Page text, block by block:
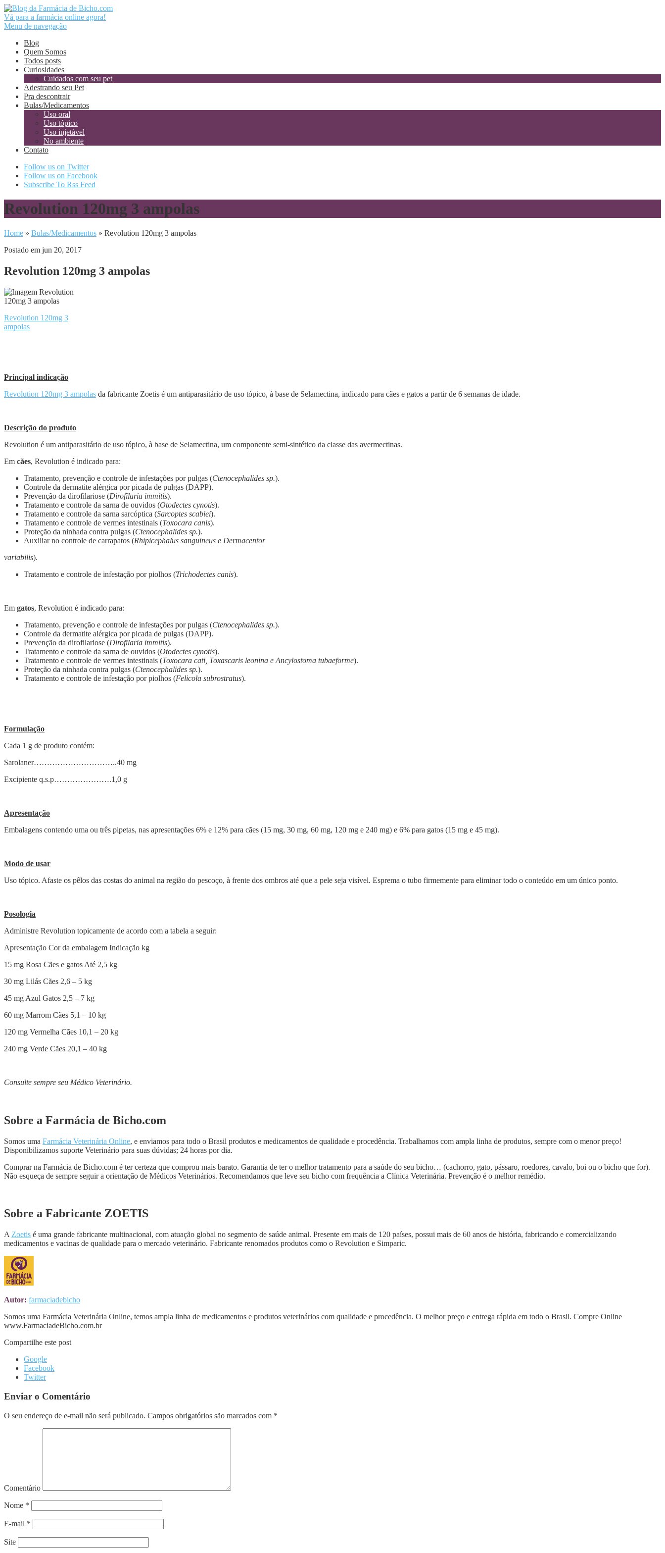
Vá para a farmácia online agora!
Menu de navegação
Blog
Quem Somos
Todos posts
Curiosidades
Cuidados com seu pet
Adestrando seu Pet
Pra descontrair
Bulas/Medicamentos
Uso oral
Uso tópico
Uso injetável
No ambiente
Contato
Follow us on Twitter
Follow us on Facebook
Subscribe To Rss Feed
Revolution 120mg 3 ampolas
Home » Bulas/Medicamentos » Revolution 120mg 3 ampolas
Postado em jun 20, 2017
Revolution 120mg 3 ampolas
Revolution 120mg 3
ampolas
Principal indicação
Revolution 120mg 3 ampolas da fabricante Zoetis é um antiparasitário de uso tópico, à base de Selamectina, indicado para cães e gatos a partir de 6 semanas de idade.
Descrição do produto
Revolution é um antiparasitário de uso tópico, à base de Selamectina, um componente semi-sintético da classe das avermectinas.
Em cães, Revolution é indicado para:
Tratamento, prevenção e controle de infestações por pulgas (Ctenocephalides sp.).
Controle da dermatite alérgica por picada de pulgas (DAPP).
Prevenção da dirofilariose (Dirofilaria immitis).
Tratamento e controle da sarna de ouvidos (Otodectes cynotis).
Tratamento e controle da sarna sarcóptica (Sarcoptes scabiei).
Tratamento e controle de vermes intestinais (Toxocara canis).
Proteção da ninhada contra pulgas (Ctenocephalides sp.).
Auxiliar no controle de carrapatos (Rhipicephalus sanguineus e Dermacentor
variabilis).
Tratamento e controle de infestação por piolhos (Trichodectes canis).
Em gatos, Revolution é indicado para:
Tratamento, prevenção e controle de infestações por pulgas (Ctenocephalides sp.).
Controle da dermatite alérgica por picada de pulgas (DAPP).
Prevenção da dirofilariose (Dirofilaria immitis).
Tratamento e controle da sarna de ouvidos (Otodectes cynotis).
Tratamento e controle de vermes intestinais (Toxocara cati, Toxascaris leonina e Ancylostoma tubaeforme).
Proteção da ninhada contra pulgas (Ctenocephalides sp.).
Tratamento e controle de infestação por piolhos (Felicola subrostratus).
Formulação
Cada 1 g de produto contém:
Sarolaner…………………………..40 mg
Excipiente q.s.p………………….1,0 g
Apresentação
Embalagens contendo uma ou três pipetas, nas apresentações 6% e 12% para cães (15 mg, 30 mg, 60 mg, 120 mg e 240 mg) e 6% para gatos (15 mg e 45 mg).
Modo de usar
Uso tópico. Afaste os pêlos das costas do animal na região do pescoço, à frente dos ombros até que a pele seja visível. Esprema o tubo firmemente para eliminar todo o conteúdo em um único ponto.
Posologia
Administre Revolution topicamente de acordo com a tabela a seguir:
Apresentação Cor da embalagem Indicação kg
15 mg Rosa Cães e gatos Até 2,5 kg
30 mg Lilás Cães 2,6 – 5 kg
45 mg Azul Gatos 2,5 – 7 kg
60 mg Marrom Cães 5,1 – 10 kg
120 mg Vermelha Cães 10,1 – 20 kg
240 mg Verde Cães 20,1 – 40 kg
Consulte sempre seu Médico Veterinário.
Sobre a Farmácia de Bicho.com
Somos uma Farmácia Veterinária Online, e enviamos para todo o Brasil produtos e medicamentos de qualidade e procedência. Trabalhamos com ampla linha de produtos, sempre com o menor preço!
Disponibilizamos suporte Veterinário para suas dúvidas; 24 horas por dia.
Comprar na Farmácia de Bicho.com é ter certeza que comprou mais barato. Garantia de ter o melhor tratamento para a saúde do seu bicho… (cachorro, gato, pássaro, roedores, cavalo, boi ou o bicho que for).
Não esqueça de sempre seguir a orientação de Médicos Veterinários. Recomendamos que leve seu bicho com frequência a Clínica Veterinária. Prevenção é o melhor remédio.
Sobre a Fabricante ZOETIS
A Zoetis é uma grande fabricante multinacional, com atuação global no segmento de saúde animal. Presente em mais de 120 países, possui mais de 60 anos de história, fabricando e comercializando
medicamentos e vacinas de qualidade para o mercado veterinário. Fabricante renomados produtos como o Revolution e Simparic.
Autor: farmaciadebicho
Somos uma Farmácia Veterinária Online, temos ampla linha de medicamentos e produtos veterinários com qualidade e procedência. O melhor preço e entrega rápida em todo o Brasil. Compre Online
www.FarmaciadeBicho.com.br
Compartilhe este post
Google
Facebook
Twitter
Enviar o Comentário
O seu endereço de e-mail não será publicado. Campos obrigatórios são marcados com *
Comentário
Nome *
E-mail *
Site